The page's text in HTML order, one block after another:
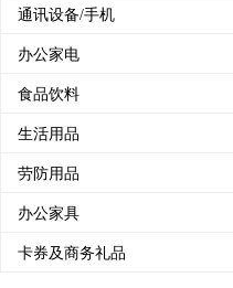
通讯设备/手机
办公家电
食品饮料
生活用品
劳防用品
办公家具
卡券及商务礼品